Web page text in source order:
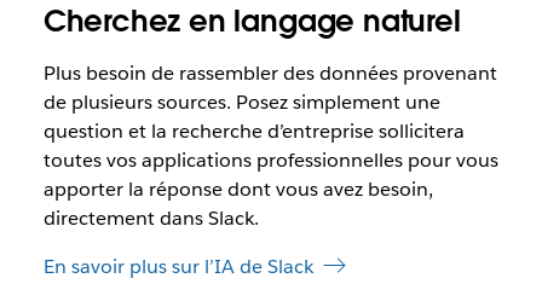
Cherchez en langage naturel
Plus besoin de rassembler des données provenant
de plusieurs sources. Posez simplement une
question et la recherche d’entreprise sollicitera
toutes vos applications professionnelles pour vous
apporter la réponse dont vous avez besoin,
directement dans Slack.
En savoir plus sur l’IA de Slack